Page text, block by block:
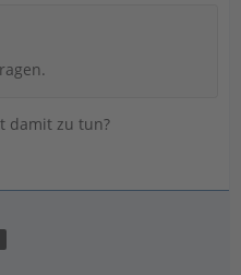
damit zu tun?